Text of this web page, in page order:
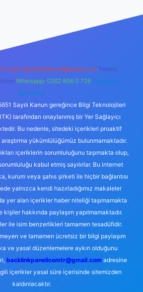
E-mail: backlinkpaneli@gmail.com Teams:
Whatsapp: 0262 606 0 726 Telegram:
@karabul
Sayılı Kanun gereğince Bilgi Teknolojileri
tarafından onaylanmış bir Yer Sağlayıcı
Bu nedenle, sitedeki içerikleri proaktif
yükümlülüğümüz bulunmamaktadır.
içeriklerin sorumluluğunu taşımakta olup,
kabul etmiş sayılırlar. Bu internet
kurum veya şahıs şirketi ile hiçbir bağlantısı
yalnızca kendi hazırladığımız makaleler
yer alan içerikler haber niteliği taşımamakta
hakkında paylaşım yapılmamaktadır.
ile isim benzerlikleri tamamen tesadüfidir.
ve tamamen ücretsiz bir bilgi paylaşım
ve yasal düzenlemelere aykırı olduğunu
backlinkpanelicomtr@gmail.comadresine
içerikler yasal süre içerisinde sitemizden
kaldırılacaktır.